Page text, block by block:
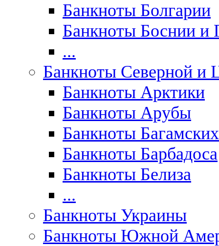
Банкноты Болгарии
Банкноты Боснии и
...
Банкноты Северной и
Банкноты Арктики
Банкноты Арубы
Банкноты
Банкноты Барбадоса
Банкноты Белиза
...
Банкноты Украины
Банкноты Южной